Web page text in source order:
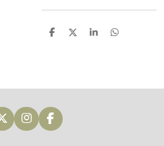
D
D
S
D
X
I
n
F
a